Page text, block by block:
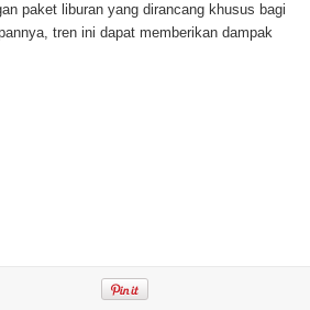
paket liburan yang dirancang khusus bagi
tren ini dapat memberikan dampak